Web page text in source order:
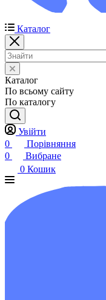
Каталог
Каталог
По всьому сайту
По каталогу
Увійти
0
Порівняння
0
Вибране
0 Кошик